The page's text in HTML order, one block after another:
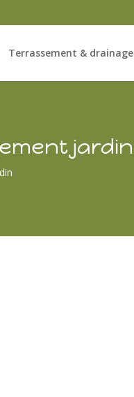
Terrassement & drainage
jardin